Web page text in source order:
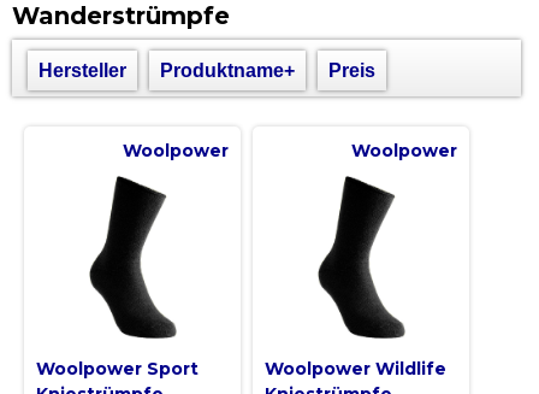
Wanderstrümpfe
Hersteller Produktname+ Preis
Woolpower
Woolpower Sport
Woolpower
Woolpower Wildlife